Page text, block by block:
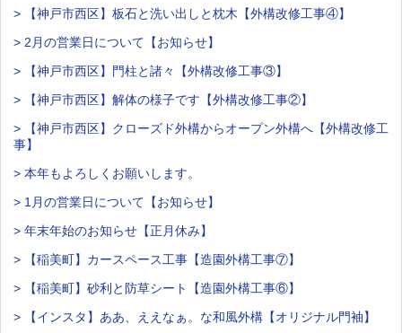
> 【神戸市西区】板石と洗い出しと枕木【外構改修工事④】
> 2月の営業日について【お知らせ】
> 【神戸市西区】門柱と諸々【外構改修工事③】
> 【神戸市西区】解体の様子です【外構改修工事②】
> 【神戸市西区】クローズド外構からオープン外構へ【外構改修工
事】
> 本年もよろしくお願いします。
> 1月の営業日について【お知らせ】
> 年末年始のお知らせ【正月休み】
> 【稲美町】カースペース工事【造園外構工事⑦】
> 【稲美町】砂利と防草シート【造園外構工事⑥】
> 【インスタ】ああ、ええなぁ。な和風外構【オリジナル門袖】